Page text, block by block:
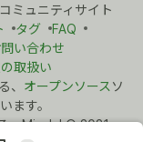
ミュニティサイト
タグ
FAQ
い合わせ
取扱い
、 オープンソース ソ
ます。
。Migdal©2021 -